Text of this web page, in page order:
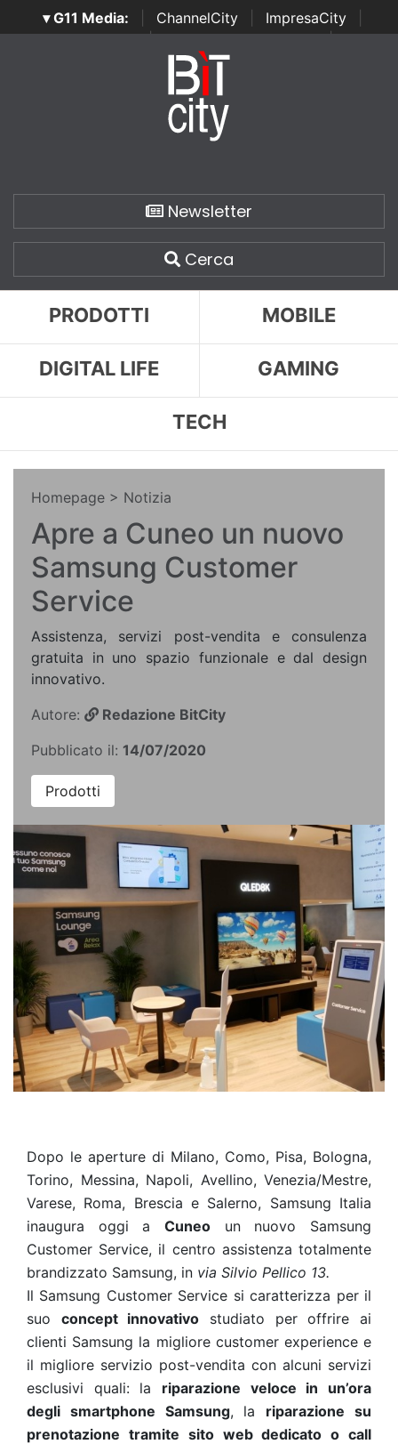
▾ G11 Media: ChannelCity ImpresaCity
SecurityOpenLab | Italian Channel Awards | Italian
Italian Security Awards
Newsletter
Cerca
PRODOTTI MOBILE
DIGITAL LIFE GAMING
TECH
Homepage > Notizia
Apre a Cuneo un nuovo
Samsung Customer
Service
Assistenza, servizi post-vendita e consulenza
gratuita in uno spazio funzionale e dal design
innovativo.
Autore:
Redazione BitCity
Pubblicato il: 14/07/2020
Prodotti
Dopo le aperture di Milano, Como, Pisa, Bologna,
Torino, Messina, Napoli, Avellino, Venezia/Mestre,
Varese, Roma, Brescia e Salerno, Samsung Italia
inaugura oggi a Cuneo un nuovo Samsung
Customer Service, il centro assistenza totalmente
brandizzato Samsung, in via Silvio Pellico 13.
Il Samsung Customer Service si caratterizza per il
suo concept innovativo studiato per offrire ai
clienti Samsung la migliore customer experience e
il migliore servizio post-vendita con alcuni servizi
esclusivi quali: la riparazione veloce in un’ora
degli smartphone Samsung, la riparazione su
prenotazione tramite sito web dedicato o call